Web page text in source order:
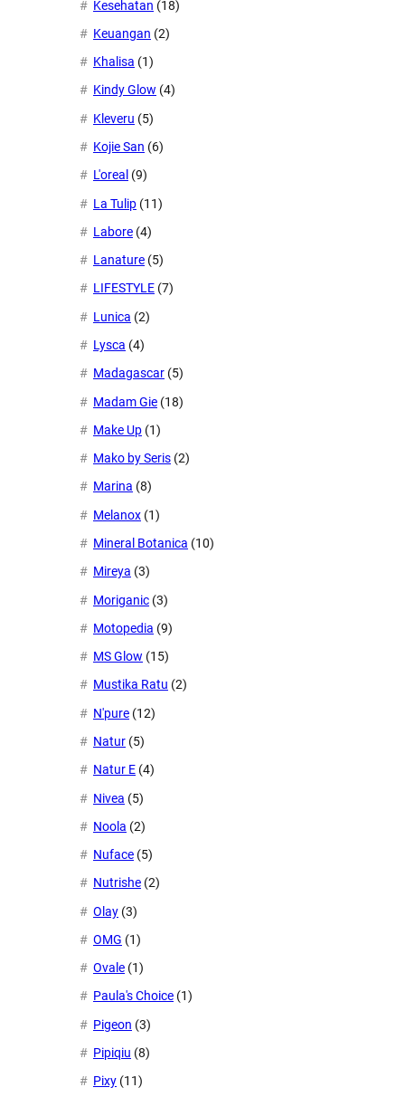
Kesehatan (18)
Keuangan (2)
Khalisa (1)
Kindy Glow (4)
Kleveru (5)
Kojie San (6)
L'oreal (9)
La Tulip (11)
Labore (4)
Lanature (5)
LIFESTYLE (7)
Lunica (2)
Lysca (4)
Madagascar (5)
Madam Gie (18)
Make Up (1)
Mako by Seris (2)
Marina (8)
Melanox (1)
Mineral Botanica (10)
Mireya (3)
Moriganic (3)
Motopedia (9)
MS Glow (15)
Mustika Ratu (2)
N'pure (12)
Natur (5)
Natur E (4)
Nivea (5)
Noola (2)
Nuface (5)
Nutrishe (2)
Olay (3)
OMG (1)
Ovale (1)
Paula's Choice (1)
Pigeon (3)
Pipiqiu (8)
Pixy (11)